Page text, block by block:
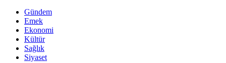
Gündem
Emek
Ekonomi
Kültür
Sağlık
Siyaset